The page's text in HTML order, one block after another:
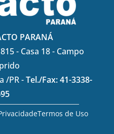
PARANÁ
- Casa 18 - Campo
/PR -Tel./Fax: 41-3338-
Termos de Uso